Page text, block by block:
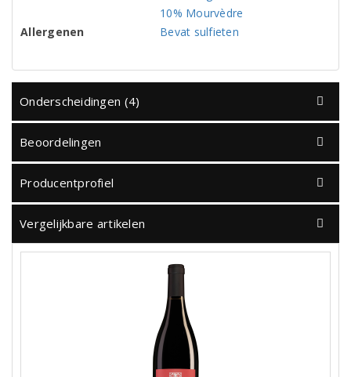
10% Mourvèdre
Allergenen
Bevat sulfieten
Onderscheidingen (4)
Beoordelingen
Producentprofiel
Vergelijkbare artikelen